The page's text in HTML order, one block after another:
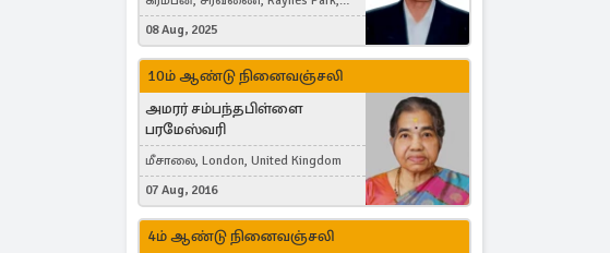
London, United Kingdom
08 Aug, 2025
10ம் ஆண்டு நினைவஞ்சலி
அமரர் சம்பந்தபிள்ளை
பரமேஸ்வரி
மீசாலை, London, United Kingdom
07 Aug, 2016
4ம் ஆண்டு நினைவஞ்சலி